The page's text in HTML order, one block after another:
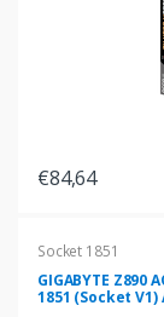
€84,64
Socket 1851
GIGABYTE Z890
1851 (Socket V1)